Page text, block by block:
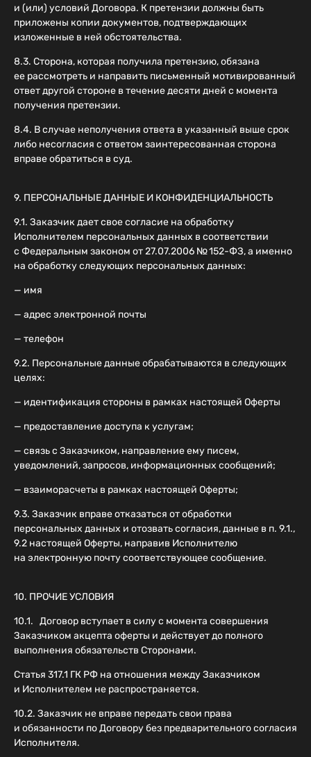
и (или) условий Договора. К претензии должны быть
приложены копии документов, подтверждающих
изложенные в ней обстоятельства.
8.3. Сторона, которая получила претензию, обязана
ее рассмотреть и направить письменный мотивированный
ответ другой стороне в течение десяти дней с момента
получения претензии.
8.4. В случае неполучения ответа в указанный выше срок
либо несогласия с ответом заинтересованная сторона
вправе обратиться в суд.
9. ПЕРСОНАЛЬНЫЕ ДАННЫЕ И КОНФИДЕНЦИАЛЬНОСТЬ
9.1. Заказчик дает свое согласие на обработку
Исполнителем персональных данных в соответствии
с Федеральным законом от 27.07.2006 № 152-ФЗ, а именно
на обработку следующих персональных данных:
— имя
— адрес электронной почты
— телефон
9.2. Персональные данные обрабатываются в следующих
целях:
— идентификация стороны в рамках настоящей Оферты
— предоставление доступа к услугам;
— связь с Заказчиком, направление ему писем,
уведомлений, запросов, информационных сообщений;
— взаиморасчеты в рамках настоящей Оферты;
9.3. Заказчик вправе отказаться от обработки
персональных данных и отозвать согласия, данные в п. 9.1.,
9.2 настоящей Оферты, направив Исполнителю
на электронную почту соответствующее сообщение.
10. ПРОЧИЕ УСЛОВИЯ
10.1. Договор вступает в силу с момента совершения
Заказчиком акцепта оферты и действует до полного
выполнения обязательств Сторонами.
Статья 317.1 ГК РФ на отношения между Заказчиком
и Исполнителем не распространяется.
10.2. Заказчик не вправе передать свои права
и обязанности по Договору без предварительного согласия
Исполнителя.